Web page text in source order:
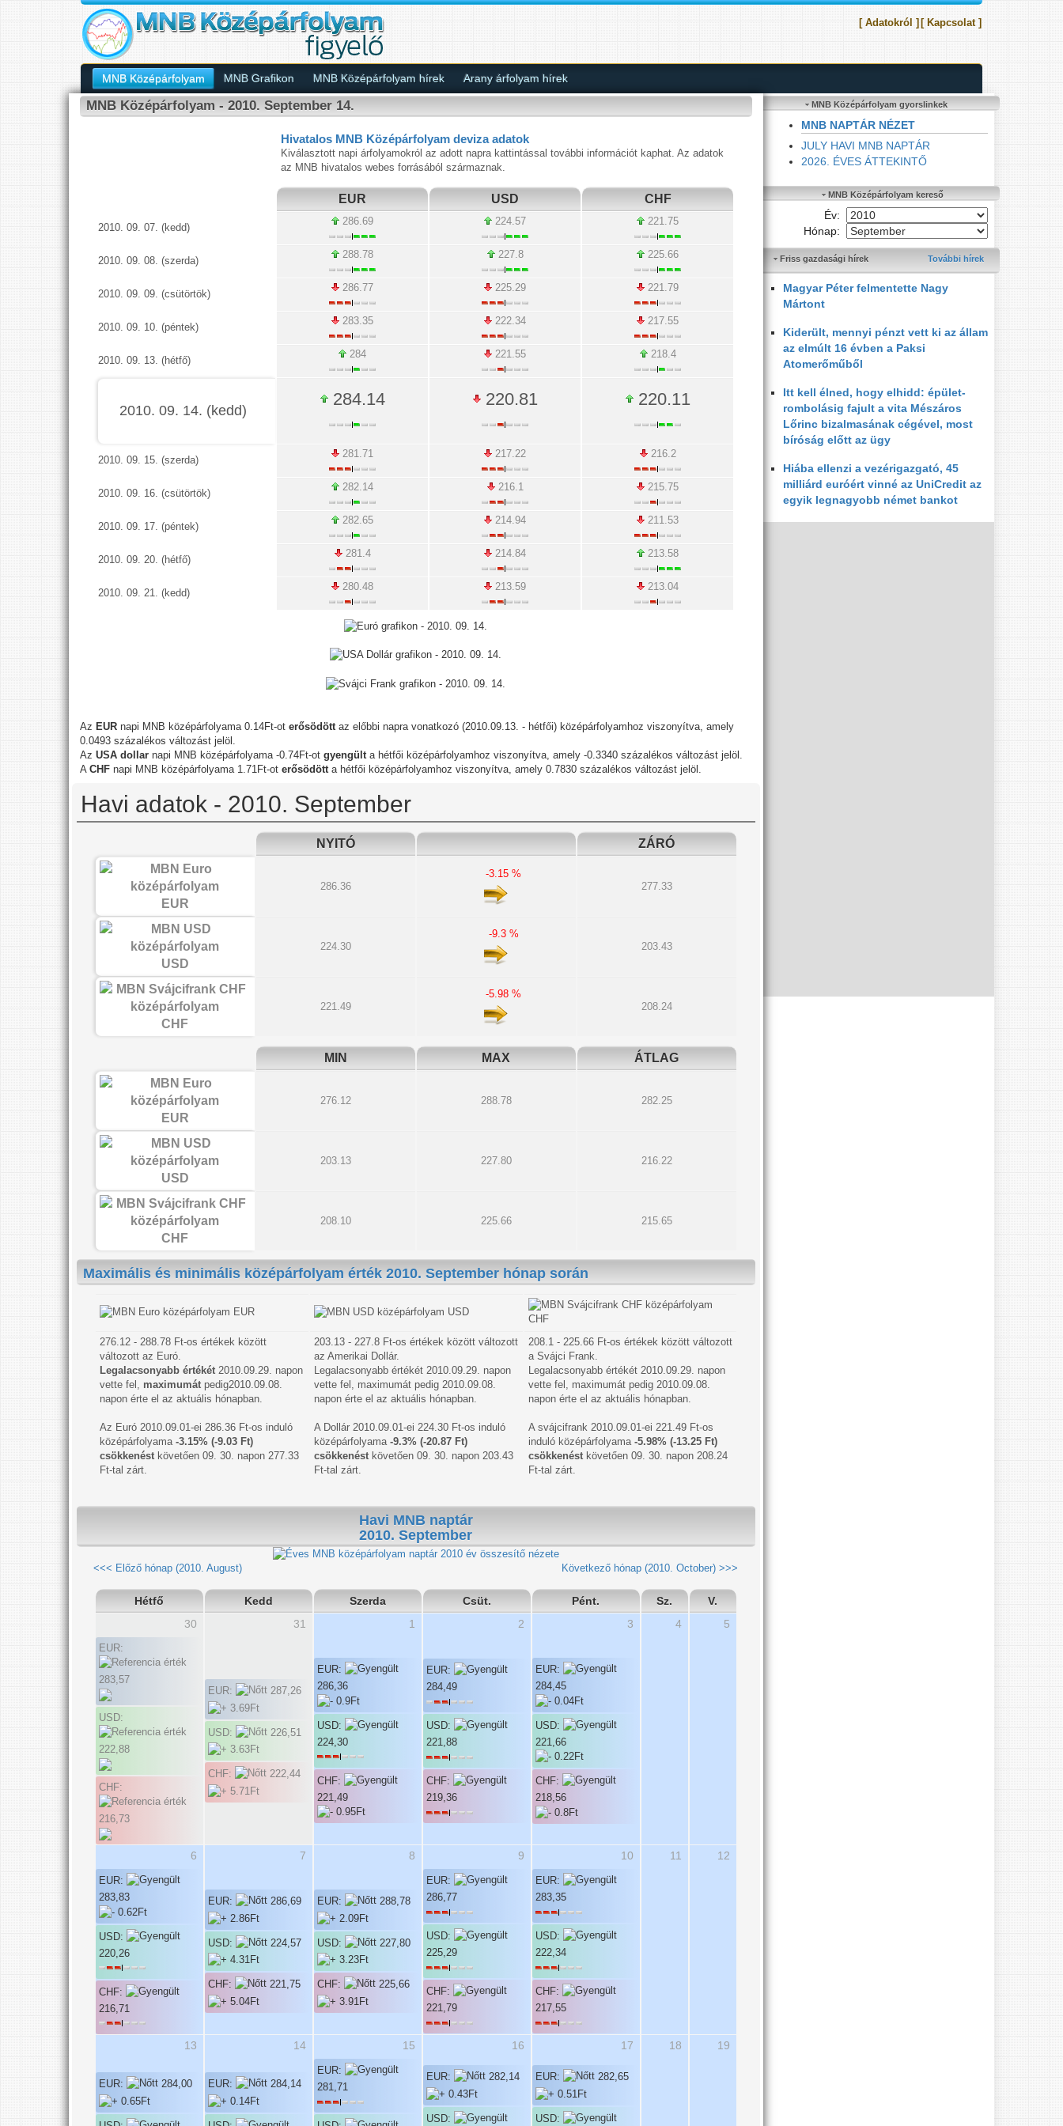
[ Adatokról ] [ Kapcsolat ]
MNB Középárfolyam MNB Grafikon MNB Középárfolyam hírek Arany árfolyam hírek
MNB Középárfolyam - 2010. September 14.
Hivatalos MNB Középárfolyam deviza adatok
Kiválasztott napi árfolyamokról az adott napra kattintással további információt kaphat. Az adatok
az MNB hivatalos webes forrásából származnak.
EUR USD CHF
2010. 09. 07. (kedd)
286.69 224.57 221.75
2010. 09. 08. (szerda)
288.78 227.8 225.66
2010. 09. 09. (csütörtök)
286.77 225.29 221.79
2010. 09. 10. (péntek)
283.35 222.34 217.55
2010. 09. 13. (hétfő)
284 221.55 218.4
2010. 09. 14. (kedd)
284.14 220.81 220.11
2010. 09. 15. (szerda)
281.71 217.22 216.2
2010. 09. 16. (csütörtök)
282.14 216.1 215.75
2010. 09. 17. (péntek)
282.65 214.94 211.53
2010. 09. 20. (hétfő)
281.4 214.84 213.58
2010. 09. 21. (kedd)
280.48 213.59 213.04
Az EUR napi MNB középárfolyama 0.14Ft-ot erősödött az előbbi napra vonatkozó (2010.09.13. - hétfői) középárfolyamhoz viszonyítva, amely
0.0493 százalékos változást jelöl.
Az USA dollar napi MNB középárfolyama -0.74Ft-ot gyengült a hétfői középárfolyamhoz viszonyítva, amely -0.3340 százalékos változást jelöl.
A CHF napi MNB középárfolyama 1.71Ft-ot erősödött a hétfői középárfolyamhoz viszonyítva, amely 0.7830 százalékos változást jelöl.
Havi adatok - 2010. September
NYITÓ ZÁRÓ
EUR
286.36
-3.15 %
277.33
USD
224.30
-9.3 %
203.43
CHF
221.49
-5.98 %
208.24
MIN MAX ÁTLAG
EUR
276.12 288.78 282.25
USD
203.13 227.80 216.22
CHF
208.10 225.66 215.65
Maximális és minimális középárfolyam érték 2010. September hónap során
EUR USD
CHF
276.12 - 288.78 Ft-os értékek között
változott az Euró.
Legalacsonyabb értékét2010.09.29. napon
vette fel, maximumátpedig2010.09.08.
napon érte el az aktuális hónapban.
Az Euró 2010.09.01-ei 286.36 Ft-os induló
középárfolyama -3.15% (-9.03 Ft)
csökkenéstkövetően 09. 30. napon 277.33
Ft-tal zárt.
203.13 - 227.8 Ft-os értékek között változott
az Amerikai Dollár.
Legalacsonyabb értékét 2010.09.29. napon
vette fel, maximumát pedig 2010.09.08.
napon érte el az aktuális hónapban.
A Dollár 2010.09.01-ei 224.30 Ft-os induló
középárfolyama -9.3% (-20.87 Ft)
csökkenéstkövetően 09. 30. napon 203.43
Ft-tal zárt.
208.1 - 225.66 Ft-os értékek között változott
a Svájci Frank.
Legalacsonyabb értékét 2010.09.29. napon
vette fel, maximumát pedig 2010.09.08.
napon érte el az aktuális hónapban.
A svájcifrank 2010.09.01-ei 221.49 Ft-os
induló középárfolyama -5.98% (-13.25 Ft)
csökkenéstkövetően 09. 30. napon 208.24
Ft-tal zárt.
Havi MNB naptár
2010. September
2010 év összesítő nézete
<<< Előző hónap (2010. August)
Következő hónap (2010. October) >>>
Hétfő Kedd Szerda Csüt. Pént. Sz.
V.
30
EUR:
283,57
USD:
222,88
CHF:
216,73
31
EUR: 287,26
USD: 226,51
CHF: 222,44
1
EUR:
286,36
USD:
224,30
CHF:
221,49
2
EUR:
284,49
USD:
221,88
CHF:
219,36
3
EUR:
284,45
USD:
221,66
CHF:
218,56
4 5
6
EUR:
283,83
USD:
220,26
CHF:
216,71
7
EUR: 286,69
USD: 224,57
CHF: 221,75
8
EUR: 288,78
USD: 227,80
CHF: 225,66
9
EUR:
286,77
USD:
225,29
CHF:
221,79
10
EUR:
283,35
USD:
222,34
CHF:
217,55
11 12
13
EUR: 284,00
14
EUR: 284,14
15
EUR:
281,71
16
EUR: 282,14
USD:
17
EUR: 282,65
USD:
18 19
MNB Középárfolyam gyorslinkek
MNB NAPTÁR NÉZET
JULY HAVI MNB NAPTÁR
2026. ÉVES ÁTTEKINTŐ
MNB Középárfolyam kereső
Év:
Hónap:
Friss gazdasági hírek További hírek
Magyar Péter felmentette Nagy
Mártont
Kiderült, mennyi pénzt vett ki az állam
az elmúlt 16 évben a Paksi
Atomerőműből
Itt kell élned, hogy elhidd: épület-
rombolásig fajult a vita Mészáros
Lőrinc bizalmasának cégével, most
bíróság előtt az ügy
Hiába ellenzi a vezérigazgató, 45
milliárd euróért vinné az UniCredit az
egyik legnagyobb német bankot